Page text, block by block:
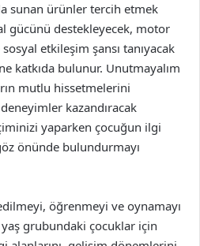
sunan ürünler tercih etmek
gücünü destekleyecek, motor
etkileşim şansı tanıyacak
katkıda bulunur. Unutmayalım
mutlu hissetmelerini
kazandıracak
yaparken çocuğun ilgi
önünde bulundurmayı
öğrenmeyi ve oynamayı
grubundaki çocuklar için